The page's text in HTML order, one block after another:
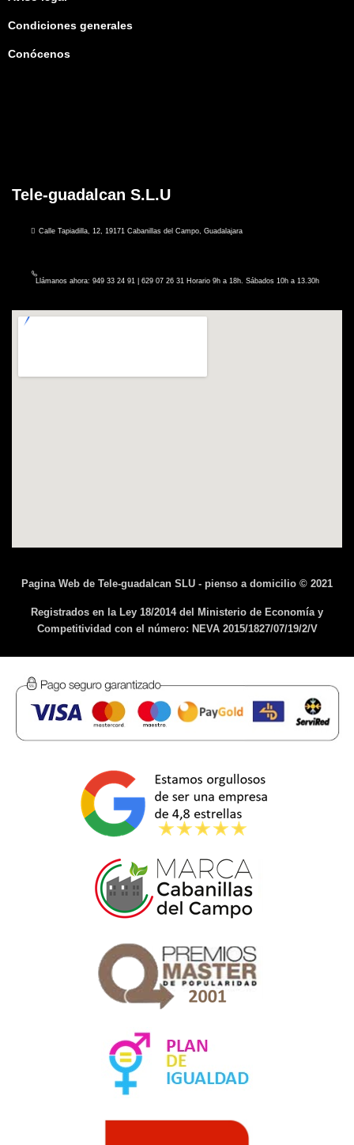
Condiciones generales
Conócenos
Tele-guadalcan S.L.U
Calle Tapiadilla, 12, 19171 Cabanillas del Campo, Guadalajara
Llámanos ahora: 949 33 24 91 | 629 07 26 31 Horario 9h a 18h. Sábados 10h a 13.30h
Pagina Web de Tele-guadalcan SLU - pienso a domicilio © 2021
Registrados en la Ley 18/2014 del Ministerio de Economía y
Competitividad con el número: NEVA 2015/1827/07/19/2/V